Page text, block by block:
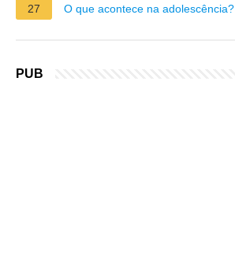
27 O que acontece na adolescência?
PUB